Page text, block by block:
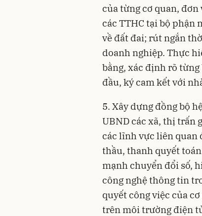
của từng cơ quan,
các TTHC tại bộ phận
về đất đai; rút ngắn
doanh nghiệp. Thực
bằng, xác định rõ
đầu, ký cam kết với
5. Xây dựng đồng bộ
UBND các xã, thị trấn
các lĩnh vực liên quan
thầu, thanh quyết
mạnh chuyển đổi số,
công nghệ thông tin
quyết công việc của
trên môi trường điện